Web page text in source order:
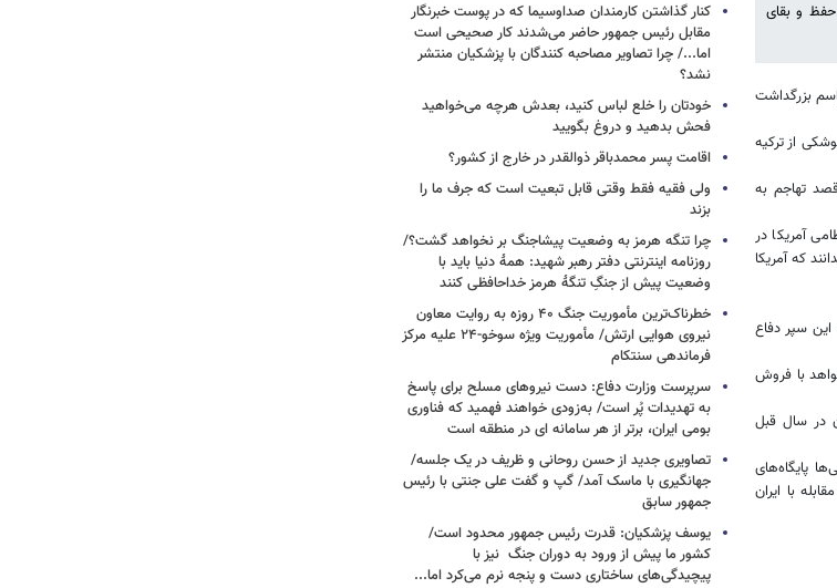
حفظ و بقای
بزرگداشت
از ترکیه
تهاجم به
آمریکا در
که آمریکا
این سپر دفاع
با فروش
در سال قبل
پایگاه‌های
با ایران
کنار گذاشتن کارمندان صداوسیما که در پوست خبرنگار
مقابل رئیس جمهور حاضر می‌شدند کار صحیحی است
اما.../ چرا تصاویر مصاحبه کنندگان با پزشکیان منتشر
نشد؟
خودتان را خلع لباس کنید، بعدش هرچه می‌خواهید
فحش بدهید و دروغ بگویید
اقامت پسر محمدباقر ذوالقدر در خارج از کشور؟
ولی فقیه فقط وقتی قابل تبعیت است که جرف ما را
بزند
چرا تنگه هرمز به وضعیت پیشاجنگ بر نخواهد گشت؟/
روزنامه اینترنتی دفتر رهبر شهید: همۀ دنیا باید با
وضعیت پیش از جنگِ تنگۀ هرمز خداحافظی کنند
خطرناک‌ترین مأموریت جنگ ۴۰ روزه به روایت معاون
نیروی هوایی ارتش/ مأموریت ویژه سوخو-۲۴ علیه مرکز
فرماندهی سنتکام
سرپرست وزارت دفاع: دست نیروهای مسلح برای پاسخ
به تهدیدات پُر است/ به‌زودی خواهند فهمید که فناوری
بومی ایران، برتر از هر سامانه ای در منطقه است
تصاویری جدید از حسن روحانی و ظریف در یک جلسه/
جهانگیری با ماسک آمد/ گپ و گفت علی جنتی با رئیس
جمهور سابق
یوسف پزشکیان: قدرت رئیس‌ جمهور محدود است/
کشور ما پیش از ورود به دوران جنگ نیز با
پیچیدگی‌های ساختاری دست و پنجه نرم می‌کرد اما...